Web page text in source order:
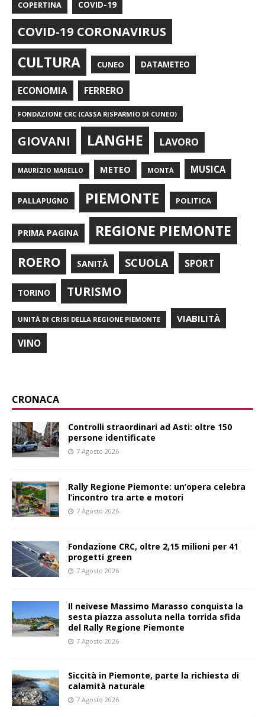
COPERTINA COVID-19
COVID-19 CORONAVIRUS
CULTURA CUNEO DATAMETEO
ECONOMIA FERRERO
FONDAZIONE CRC (CASSA RISPARMIO DI CUNEO)
GIOVANI LANGHE LAVORO
MAURIZIO MARELLO METEO MONTÀ MUSICA
PALLAPUGNO PIEMONTE POLITICA
PRIMA PAGINA REGIONE PIEMONTE
ROERO SANITÀ SCUOLA SPORT
TORINO TURISMO
UNITÀ DI CRISI DELLA REGIONE PIEMONTE VIABILITÀ
VINO
CRONACA
Controlli straordinari ad Asti: oltre 150
persone identificate
7 Agosto 2026
Rally Regione Piemonte: un’opera celebra
l’incontro tra arte e motori
7 Agosto 2026
Fondazione CRC, oltre 2,15 milioni per 41
progetti green
7 Agosto 2026
Il neivese Massimo Marasso conquista la
sesta piazza assoluta nella torrida sfida
del Rally Regione Piemonte
7 Agosto 2026
Siccità in Piemonte, parte la richiesta di
calamità naturale
7 Agosto 2026